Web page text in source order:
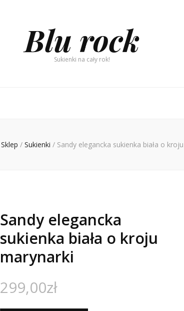
Blu rock
Sukienki na cały rok!
Sklep / Sukienki / Sandy elegancka sukienka biała o
Sandy elegancka
sukienka biała o kroju
marynarki
299,00zł